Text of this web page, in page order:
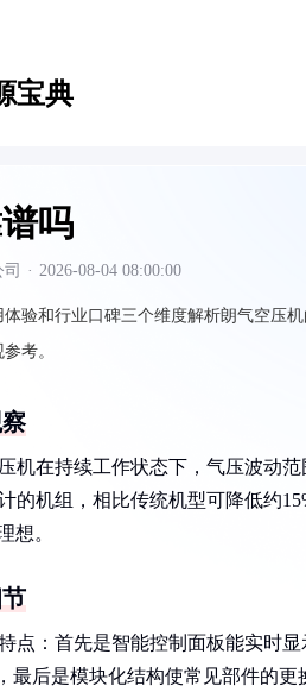
宝典
吗
· 2026-08-04 08:00:00
验和行业口碑三个维度解析朗气空压
考。
机在持续工作状态下，气压波动
的机组，相比传统机型可降低约
想。
点：首先是智能控制面板能实时
最后是模块化结构使常见部件的